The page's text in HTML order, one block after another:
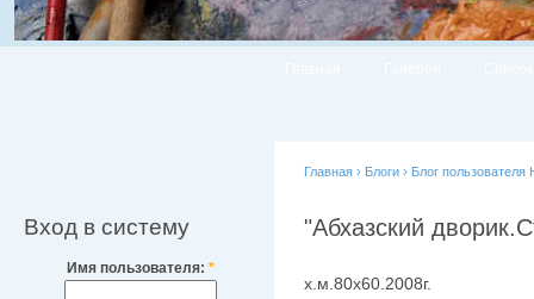
Вход в систему
Имя пользователя: *
Главная › Блоги › Блог
"Абхазский
х.м.80х60.2008г.